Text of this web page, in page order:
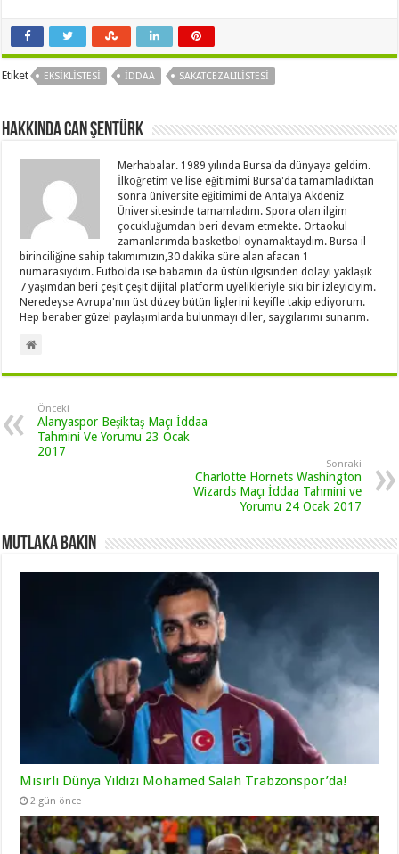
Etiket EKSIKLISTESI IDDAA SAKATCEZALILISTESI
Hakkında Can Şentürk
Merhabalar. 1989 yılında Bursa'da dünyaya geldim.
İlköğretim ve lise eğitimimi Bursa'da tamamladıktan
sonra üniversite eğitimimi de Antalya Akdeniz
Üniversitesinde tamamladım. Spora olan ilgim
çocukluğumdan beri devam etmekte. Ortaokul
zamanlarımda basketbol oynamaktaydım. Bursa il
birinciliğine sahip takımımızın,30 dakika süre alan afacan 1
numarasıydım. Futbolda ise babamın da üstün ilgisinden dolayı yaklaşık
7 yaşımdan beri çeşit çeşit dijital platform üyelikleriyle sıkı bir izleyiciyim.
Neredeyse Avrupa'nın üst düzey bütün liglerini keyifle takip ediyorum.
Hep beraber güzel paylaşımlarda bulunmayı diler, saygılarımı sunarım.
Önceki
Alanyaspor Beşiktaş Maçı İddaa
Tahmini Ve Yorumu 23 Ocak
2017
Sonraki
Charlotte Hornets Washington
Wizards Maçı İddaa Tahmini ve
Yorumu 24 Ocak 2017
Mutlaka Bakın
Mısırlı Dünya Yıldızı Mohamed Salah Trabzonspor’da!
2 gün önce